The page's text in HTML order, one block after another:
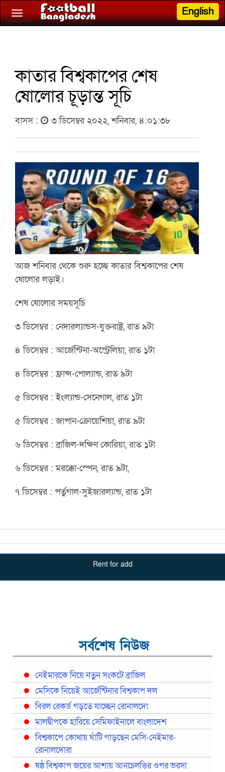
Toggle
navigation
English
কাতার বিশ্বকাপের শেষ
ষোলোর চূড়ান্ত সূচি
বাসস : ৩ ডিসেম্বর ২০২২, শনিবার, ৪:০১:৩৮
আজ শনিবার থেকে শুরু হচ্ছে কাতার বিশ্বকাপের শেষ
ষোলোর লড়াই।
শেষ ষোলোর সময়সূচি
৩ ডিসেম্বর : নেদারল্যান্ডস-যুক্তরাষ্ট্র, রাত ৯টা
৪ ডিসেম্বর : আর্জেন্টিনা-অস্ট্রেলিয়া, রাত ১টা
৪ ডিসেম্বর : ফ্রান্স-পোল্যান্ড, রাত ৯টা
৫ ডিসেম্বর : ইংল্যান্ড-সেনেগাল, রাত ১টা
৫ ডিসেম্বর : জাপান-ক্রোয়েশিয়া, রাত ৯টা
৬ ডিসেম্বর : ব্রাজিল-দক্ষিণ কোরিয়া, রাত ১টা
৬ ডিসেম্বর : মরক্কো-স্পেন, রাত ৯টা,
৭ ডিসেম্বর : পর্তুগাল-সুইজারল্যান্ড, রাত ১টা
Rent for add
সর্বশেষ নিউজ
নেইমারকে নিয়ে নতুন সংকটে ব্রাজিল
মেসিকে নিয়েই আর্জেন্টিনার বিশ্বকাপ দল
বিরল রেকর্ড গড়তে যাচ্ছেন রোনালদো
মালদ্বীপকে হারিয়ে সেমিফাইনালে বাংলাদেশ
বিশ্বকাপে কোথায় ঘাঁটি গাড়ছেন মেসি-নেইমার-
রোনালদোরা
ষষ্ঠ বিশ্বকাপ জয়ের আশায় আনচেলত্তির ওপর ভরসা